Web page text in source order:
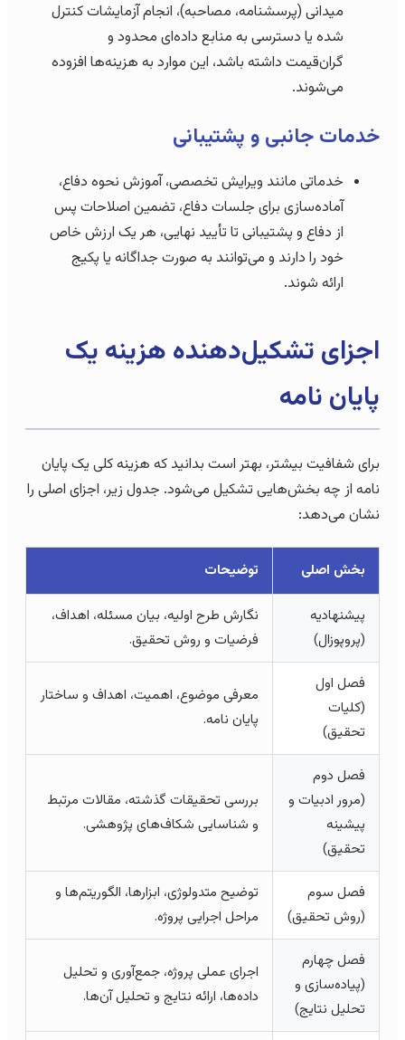
میدانی (پرسشنامه، مصاحبه)، انجام آزمایشات کنترل
شده یا دسترسی به منابع داده‌ای محدود و
گران‌قیمت داشته باشد، این موارد به هزینه‌ها افزوده
می‌شوند.
خدمات جانبی و پشتیبانی
خدماتی مانند ویرایش تخصصی، آموزش نحوه دفاع،
آماده‌سازی برای جلسات دفاع، تضمین اصلاحات پس
از دفاع و پشتیبانی تا تأیید نهایی، هر یک ارزش خاص
خود را دارند و می‌توانند به صورت جداگانه یا پکیج
ارائه شوند.
اجزای تشکیل‌دهنده هزینه یک
پایان نامه
برای شفافیت بیشتر، بهتر است بدانید که هزینه کلی یک پایان
نامه از چه بخش‌هایی تشکیل می‌شود. جدول زیر، اجزای اصلی را
نشان می‌دهد:
بخش اصلی توضیحات
پیشنهادیه
(پروپوزال)
نگارش طرح اولیه، بیان مسئله، اهداف،
فرضیات و روش تحقیق.
فصل اول
(کلیات
تحقیق)
معرفی موضوع، اهمیت، اهداف و ساختار
پایان نامه.
فصل دوم
(مرور ادبیات و
پیشینه
تحقیق)
بررسی تحقیقات گذشته، مقالات مرتبط
و شناسایی شکاف‌های پژوهشی.
فصل سوم
(روش تحقیق)
توضیح متدولوژی، ابزارها، الگوریتم‌ها و
مراحل اجرایی پروژه.
فصل چهارم
(پیاده‌سازی و
تحلیل نتایج)
اجرای عملی پروژه، جمع‌آوری و تحلیل
داده‌ها، ارائه نتایج و تحلیل آن‌ها.